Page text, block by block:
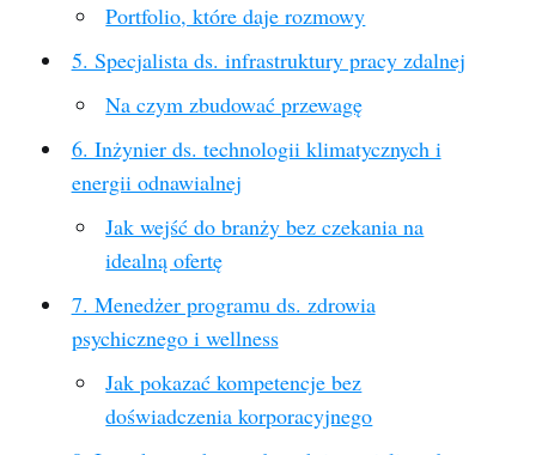
Portfolio, które daje rozmowy
5. Specjalista ds. infrastruktury pracy zdalnej
Na czym zbudować przewagę
6. Inżynier ds. technologii klimatycznych i
energii odnawialnej
Jak wejść do branży bez czekania na
idealną ofertę
7. Menedżer programu ds. zdrowia
psychicznego i wellness
Jak pokazać kompetencje bez
doświadczenia korporacyjnego